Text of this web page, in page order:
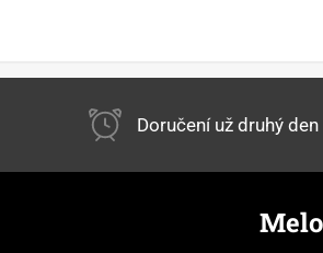
Doručení už druhý den